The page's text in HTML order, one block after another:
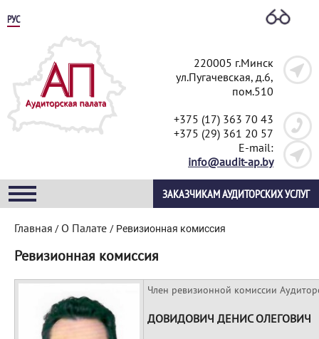
РУС
220005 г.Минск
ул.Пугачевская, д.6,
пом.510
+375 (17) 363 70 43
+375 (29) 361 20 57
E-mail:
info@audit-ap.by
ЗАКАЗЧИКАМ АУДИТОРСКИХ УСЛУГ
Главная / О Палате / Ревизионная комиссия
Ревизионная комиссия
Член ревизионной комиссии
ДОВИДОВИЧ ДЕНИС ОЛЕГОВИЧ